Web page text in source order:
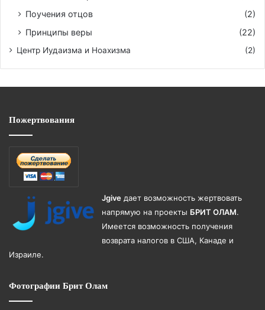
Поучения отцов
(2)
Принципы веры
(22)
Центр Иудаизма и Ноахизма (2)
Пожертвования
Jgiveдает возможность жертвовать
напрямую на проекты БРИТ ОЛАМ.
Имеется возможность получения
возврата налогов в США, Канаде и
Израиле.
Фотографии Брит Олам